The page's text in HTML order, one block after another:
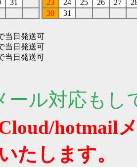
31
23
24 25 26 27
30
31
当日発送可
当日発送可
当日発送可
ール対応もし
hotmail
たします。